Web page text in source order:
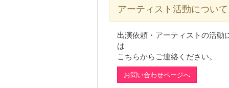
アーティスト活動について
出演依頼・アーティストの活動
は
こちらからご連絡ください。
お問い合わせページへ